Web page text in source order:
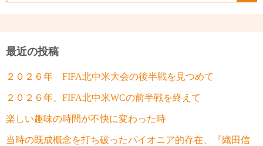
最近の投稿
２０２６年 FIFA北中米大会の後半戦を見つめて
２０２６年、FIFA北中米WCの前半戦を終えて
楽しい趣味の時間が不快に変わった時
当時の既成概念を打ち破ったパイオニア的存在、『織田信